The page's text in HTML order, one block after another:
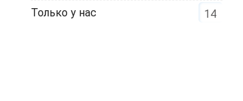
Только у нас
14